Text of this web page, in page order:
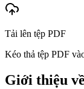
Tải lên tệp PDF
Kéo thả tệp PDF
Giới thiệu